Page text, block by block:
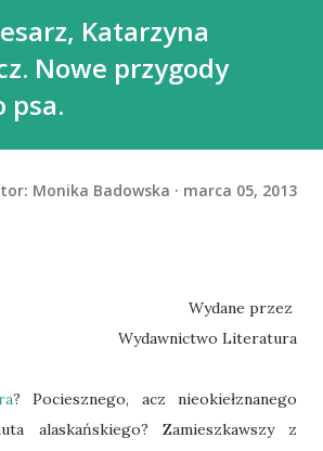
Katarzyna
Nowe przygody
psa.
Monika Badowska marca 05, 2013
Wydane przez
Wydawnictwo Literatura
? Pociesznego, acz nieokiełznanego
alaskańskiego? Zamieszkawszy z